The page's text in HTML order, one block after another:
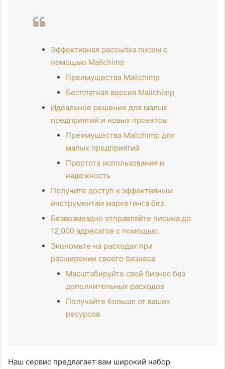
Эффективная рассылка писем с
помощью Mailchimp
Преимущества Mailchimp
Бесплатная версия Mailchimp
Идеальное решение для малых
предприятий и новых проектов
Преимущества Mailchimp для
малых предприятий
Простота использования и
надежность
Получите доступ к эффективным
инструментам маркетинга без.
Безвозмездно отправляйте письма до
12,000 адресатов с помощью.
Экономьте на расходах при
расширении своего бизнеса
Масштабируйте свой бизнес без
дополнительных расходов
Получайте больше от ваших
ресурсов
Наш сервис предлагает вам широкий набор